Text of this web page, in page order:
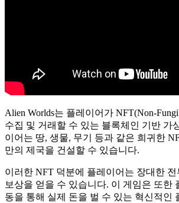
Alien Worlds는 플레이어가 NFT(Non-
수집 및 거래할 수 있는 블록체인 기반 가
이어는 땅, 생물, 무기 등과 같은 희귀한
만의 제국을 건설할 수 있습니다.
이러한 NFT 덕분에 플레이어는 장대한
보상을 얻을 수 있습니다. 이 게임은 또한
동을 통해 실제 돈을 벌 수 있는 혁신적인